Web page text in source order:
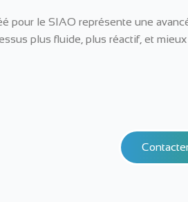
pour le SIAO représente une
plus fluide, plus réactif, et